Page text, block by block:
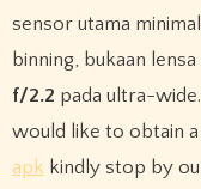
sensor utama minimal
binning, bukaan
f/2.2 pada ultra-
would like to obtain
apk kindly stop by